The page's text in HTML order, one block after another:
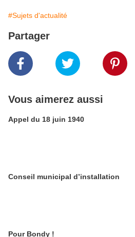
#Sujets d'actualité
Partager
Vous aimerez aussi
Appel du 18 juin 1940
Conseil municipal d’installation
Pour Bondy !